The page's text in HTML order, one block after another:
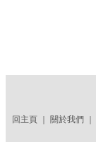
回主頁｜ 關於我們